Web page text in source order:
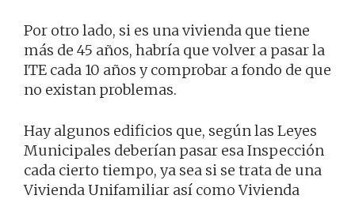
Por otro lado, si es una vivienda que tiene
más de 45 años, habría que volver a pasar la
ITE cada 10 años y comprobar a fondo de que
no existan problemas.
Hay algunos edificios que, según las Leyes
Municipales deberían pasar esa Inspección
cada cierto tiempo, ya sea si se trata de una
Vivienda Unifamiliar así como Vivienda